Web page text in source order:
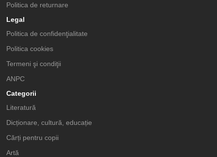
Politica de returnare
Legal
Politica de confidenţialitate
Politica cookies
Termeni şi condiţii
ANPC
Categorii
Literatură
Dicționare, cultură, educație
Cărți pentru copii
Artă